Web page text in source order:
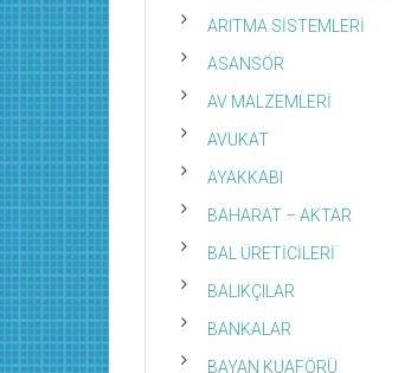
ARITMA SİSTEMLERİ
ASANSÖR
AV MALZEMLERİ
AVUKAT
AYAKKABI
BAHARAT – AKTAR
BAL ÜRETİCİLERİ
BALIKÇILAR
BANKALAR
BAYAN KUAFÖRÜ